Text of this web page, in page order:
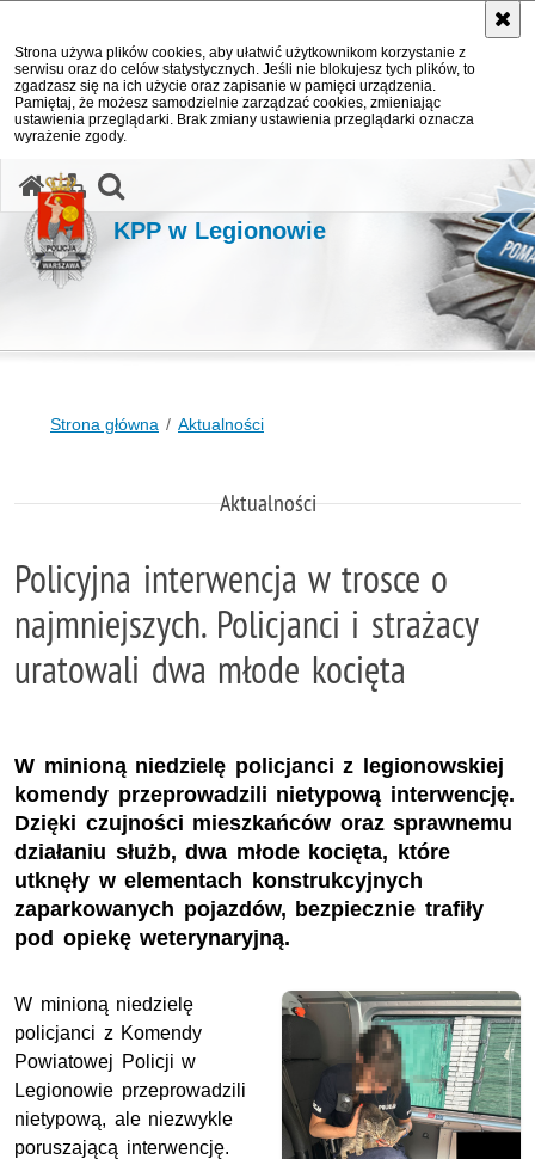
Strona używa plików cookies, aby ułatwić użytkownikom korzystanie z
serwisu oraz do celów statystycznych. Jeśli nie blokujesz tych plików, to
zgadzasz się na ich użycie oraz zapisanie w pamięci urządzenia.
Pamiętaj, że możesz samodzielnie zarządzać cookies, zmieniając
ustawienia przeglądarki. Brak zmiany ustawienia przeglądarki oznacza
wyrażenie zgody.
KPP w Legionowie
Strona główna Aktualności
Aktualności
Policyjna interwencja w trosce o
najmniejszych. Policjanci i strażacy
uratowali dwa młode kocięta
W minioną niedzielę policjanci z legionowskiej
komendy przeprowadzili nietypową interwencję.
Dzięki czujności mieszkańców oraz sprawnemu
działaniu służb, dwa młode kocięta, które
utknęły w elementach konstrukcyjnych
zaparkowanych pojazdów, bezpiecznie trafiły
pod opiekę weterynaryjną.
W minioną niedzielę
policjanci z Komendy
Powiatowej Policji w
Legionowie przeprowadzili
nietypową, ale niezwykle
poruszającą interwencję.